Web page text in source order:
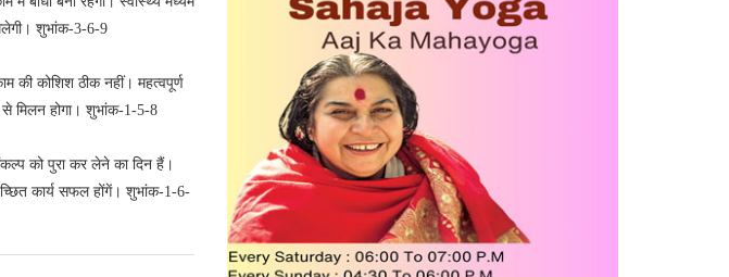
शुभांक-3-6-9
की कोशिश ठीक नहीं। महत्वपूर्ण
से मिलन होगा। शुभांक-1-5-8
को पुरा कर लेने का दिन हैं।
कार्य सफल होंगें। शुभांक-1-6-